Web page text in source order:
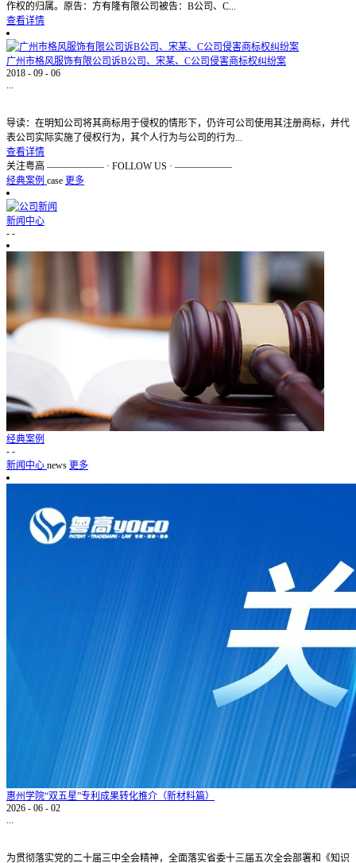
作权的归属。原告：方有隆有限公司被告：B公司、C...
查看详情
广州市格风服饰有限公司诉B公司、宋某、C公司侵害商标权纠纷案
2018 - 09 - 06
...
导读：在明知公司将其商标用于侵权的情形下，仍许可公司使用其注册商标，并代
表公司实际实施了侵权行为，其个人行为与公司的行为...
查看详情
关注粤高 —————— · FOLLOW US · ——————
经典案例 case 更多
新闻中心
- -
经典案例
- -
新闻中心 news 更多
惠州学院“双五星”专利成果转化推介（新材料篇）
2026 - 06 - 02
...
为贯彻落实党的二十届三中全会精神，全面落实省委十三届五次全会部署和《知识